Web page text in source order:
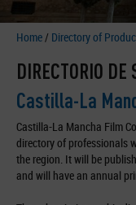
Home/ Directory of
DIRECTORIO DE
Castilla-La
Castilla-La Mancha Film
directory of professionals
the region. It will be
and will have an annual